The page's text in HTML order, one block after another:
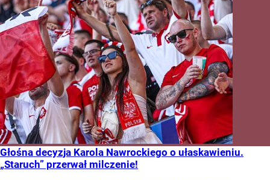
Głośna decyzja Karola Nawrockiego o ułaskawieniu.
„Staruch” przerwał milczenie!